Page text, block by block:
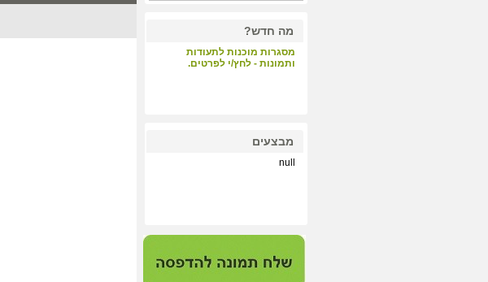
מה חדש?
מסגרות מוכנות לתעודות
ותמונות - לחץ/י לפרטים.
וסימולציה - לחץ/י לפרטים.
מבצעים
null